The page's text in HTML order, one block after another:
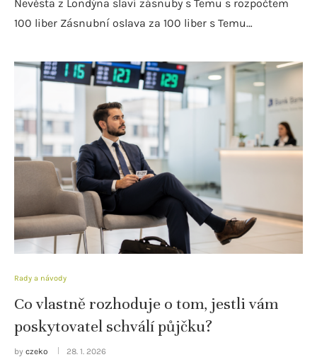
Nevěsta z Londýna slaví zásnuby s Temu s rozpočtem
100 liber Zásnubní oslava za 100 liber s Temu…
Rady a návody
Co vlastně rozhoduje o tom, jestli vám
poskytovatel schválí půjčku?
by czeko 28. 1. 2026